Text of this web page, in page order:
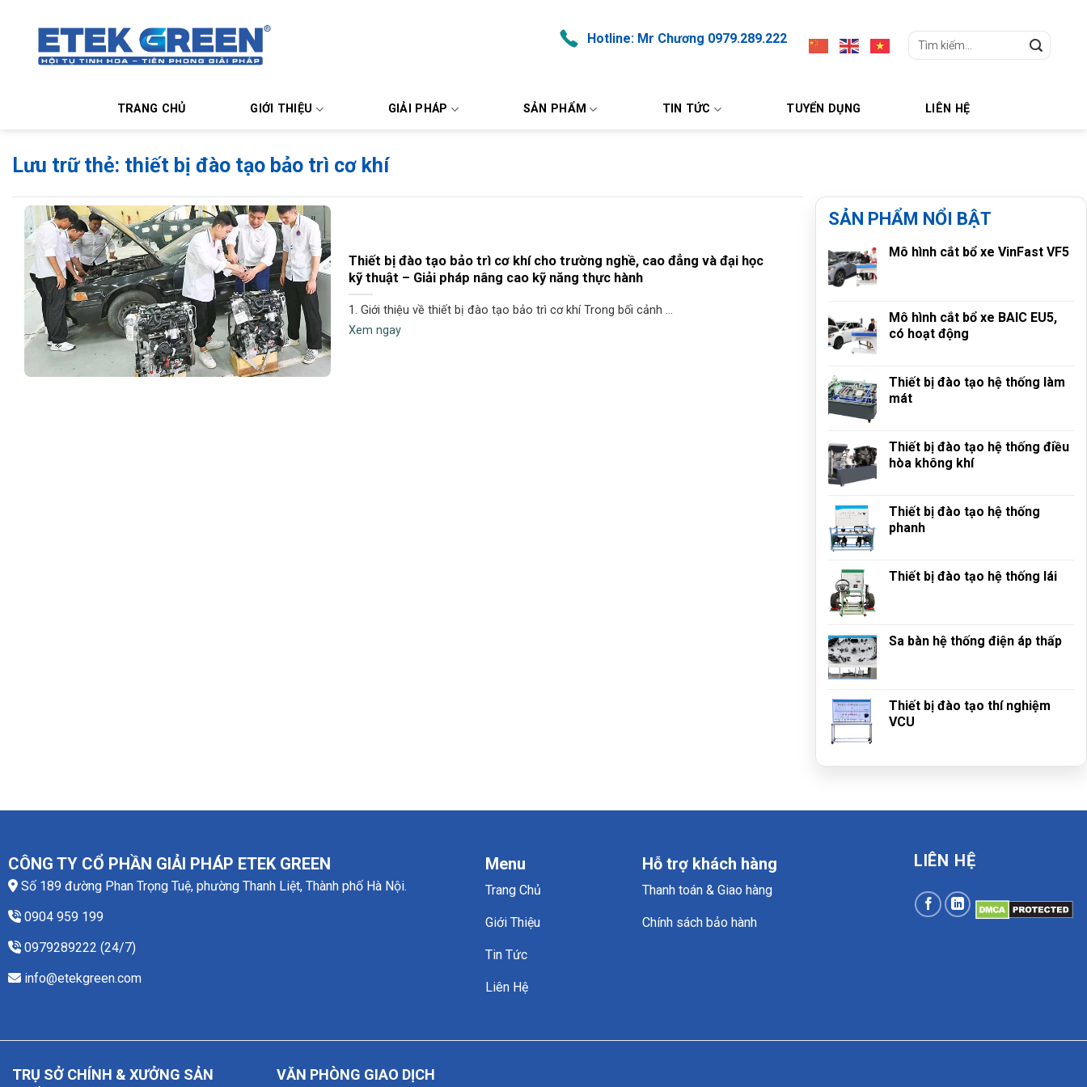
Hotline: Mr Chương 0979.289.222
for:
TRANG CHỦ GIỚI THIỆU GIẢI PHÁP SẢN PHẨM TIN TỨC TUYỂN DỤNG LIÊN HỆ
Lưu trữ thẻ: thiết bị đào tạo bảo trì cơ khí
Thiết bị đào tạo bảo trì cơ khí cho trường nghề, cao đẳng và đại học
kỹ thuật – Giải pháp nâng cao kỹ năng thực hành
1. Giới thiệu về thiết bị đào tạo bảo trì cơ khí Trong bối cảnh ...
Xem ngay
SẢN PHẨM NỔI BẬT
Mô hình cắt bổ xe VinFast VF5
Mô hình cắt bổ xe BAIC EU5,
có hoạt động
Thiết bị đào tạo hệ thống làm
mát
Thiết bị đào tạo hệ thống điều
hòa không khí
Thiết bị đào tạo hệ thống
phanh
Thiết bị đào tạo hệ thống lái
Sa bàn hệ thống điện áp thấp
Thiết bị đào tạo thí nghiệm
VCU
CÔNG TY CỔ PHẦN GIẢI PHÁP ETEK GREEN
Số 189 đường Phan Trọng Tuệ, phường Thanh Liệt, Thành phố Hà Nội.
0904 959 199
0979289222 (24/7)
info@etekgreen.com
Menu
Trang Chủ
Giới Thiệu
Tin Tức
Liên Hệ
Hỗ trợ khách hàng
Thanh toán & Giao hàng
Chính sách bảo hành
LIÊN HỆ
TRỤ SỞ CHÍNH & XƯỞNG SẢN
VĂN PHÒNG GIAO DỊCH